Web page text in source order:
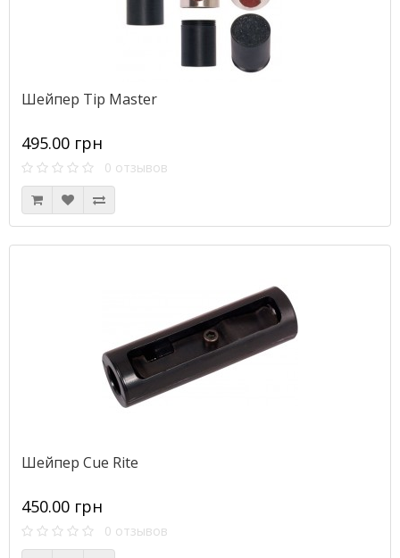
Шейпер Tip Master
495.00 грн
0 отзывов
Шейпер Cue Rite
450.00 грн
0 отзывов